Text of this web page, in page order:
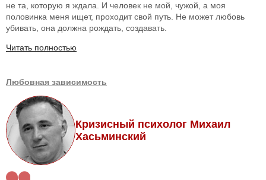
не та, которую я ждала. И человек не мой, чужой, а моя
половинка меня ищет, проходит свой путь. Не может любовь
убивать, она должна рождать, создавать.
Читать полностью
Любовная зависимость
Кризисный психолог Михаил
Хасьминский